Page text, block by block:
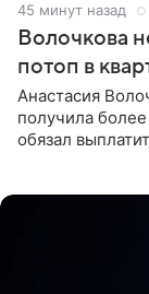
45 минут назад
Волочкова
потоп в
Анастасия
получила
обязал